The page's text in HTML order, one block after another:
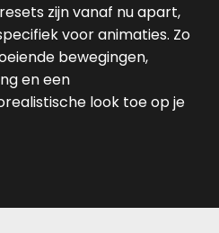
zijn vanaf nu apart,
voor animaties. Zo
bewegingen,
en een
look toe op je